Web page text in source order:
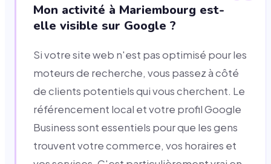
Mon activité à Mariembourg est-
elle visible sur Google ?
Si votre site web n'est pas optimisé pour les
moteurs de recherche, vous passez à côté
de clients potentiels qui vous cherchent. Le
référencement local et votre profil Google
Business sont essentiels pour que les gens
trouvent votre commerce, vos horaires et